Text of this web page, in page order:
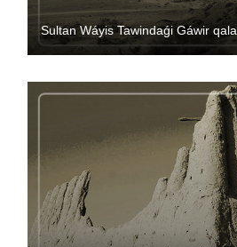
Sultan Wáyis Tawindaǵi Gáwir qala